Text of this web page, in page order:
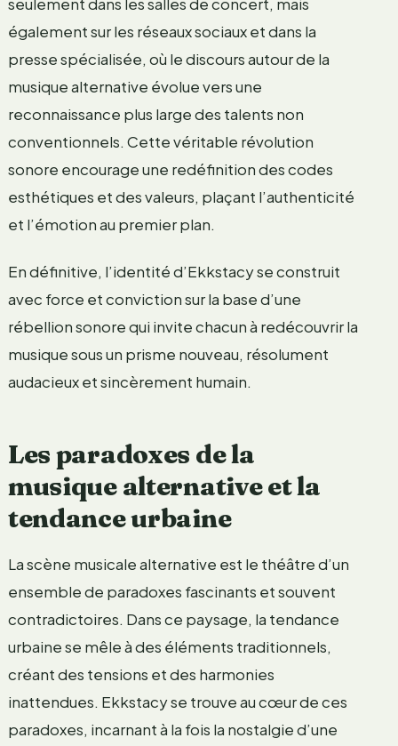
également sur les réseaux sociaux et dans la
presse spécialisée, où le discours autour de la
musique alternative évolue vers une
reconnaissance plus large des talents non
conventionnels. Cette véritable révolution
sonore encourage une redéfinition des codes
esthétiques et des valeurs, plaçant l’authenticité
et l’émotion au premier plan.
En définitive, l’identité d’Ekkstacy se construit
avec force et conviction sur la base d’une
rébellion sonore qui invite chacun à redécouvrir la
musique sous un prisme nouveau, résolument
audacieux et sincèrement humain.
Les paradoxes de la
musique alternative et la
tendance urbaine
La scène musicale alternative est le théâtre d’un
ensemble de paradoxes fascinants et souvent
contradictoires. Dans ce paysage, la tendance
urbaine se mêle à des éléments traditionnels,
créant des tensions et des harmonies
inattendues. Ekkstacy se trouve au cœur de ces
paradoxes, incarnant à la fois la nostalgie d’une